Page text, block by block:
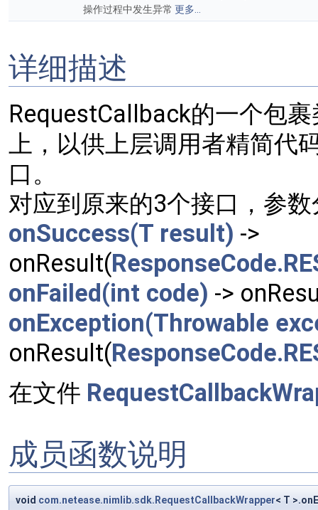
操作过程中发生异常 更多...
详细描述
RequestCallback的一个包
上，以供上层调用者精简代
口。
对应到原来的3个接口，参
onSuccess(T result) ->
onResult(
onFailed(int code) ->
onException(Throwable
onResult(
在文件
成员函数说明
void com.netease.nimlib.sdk.RequestCallbackWrapper< T